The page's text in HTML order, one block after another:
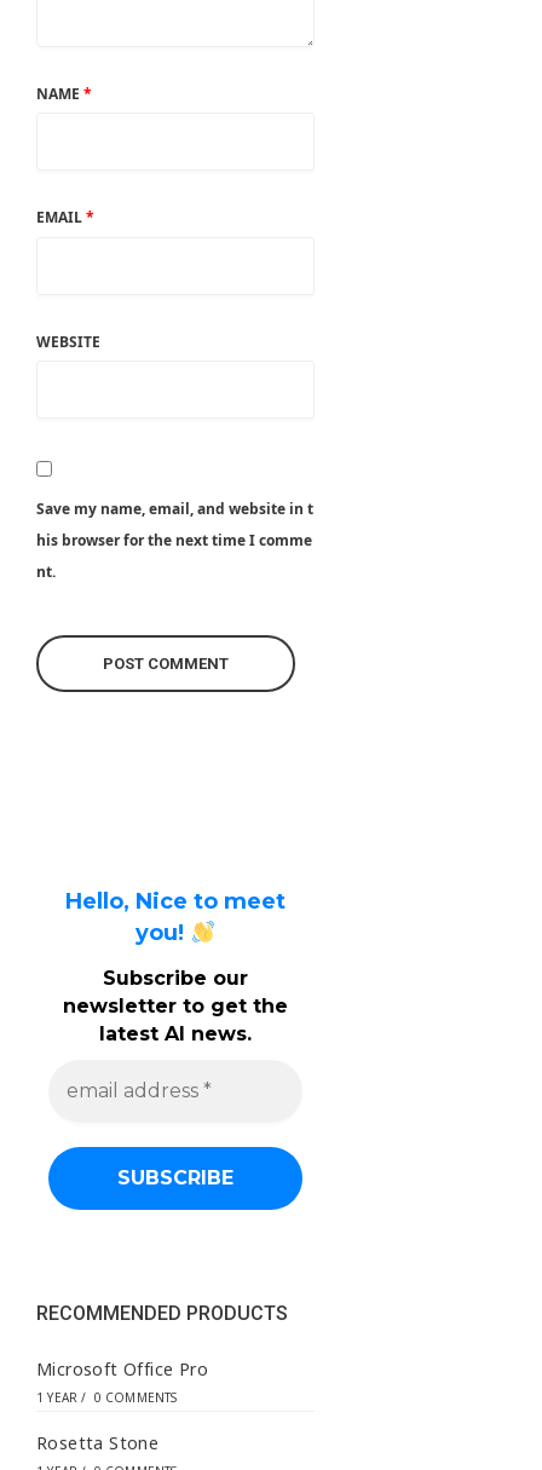
NAME *
EMAIL*
WEBSITE
Save my name, email, and website in t
his browser for the next time I comme
nt.
Hello, Nice to meet
you!
Subscribe our
newsletter to get the
latest AI news.
a
d
s
RECOMMENDED PRODUCTS
Microsoft Office Pro
1 YEAR / 0 COMMENTS
Rosetta Stone